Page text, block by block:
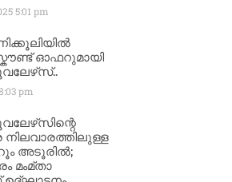
5:01 pm
ഓഫറുമായി
pm
അടൂരിൽ;
മംമ്താ